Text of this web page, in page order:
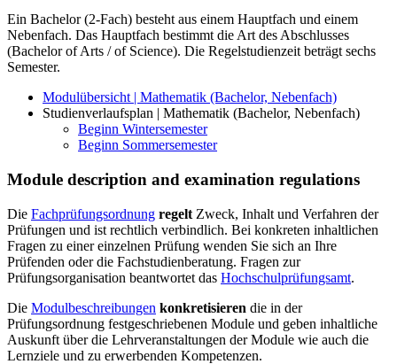
Ein Bachelor (2-Fach) besteht aus einem Hauptfach und einem
Nebenfach. Das Hauptfach bestimmt die Art des Abschlusses
(Bachelor of Arts / of Science). Die Regelstudienzeit beträgt sechs
Semester.
Modulübersicht | Mathematik (Bachelor, Nebenfach)
Studienverlaufsplan | Mathematik (Bachelor, Nebenfach)
Beginn Wintersemester
Beginn Sommersemester
Module description and examination regulations
Die Fachprüfungsordnung regelt Zweck, Inhalt und Verfahren der
Prüfungen und ist rechtlich verbindlich. Bei konkreten inhaltlichen
Fragen zu einer einzelnen Prüfung wenden Sie sich an Ihre
Prüfenden oder die Fachstudienberatung. Fragen zur
Prüfungsorganisation beantwortet das Hochschulprüfungsamt.
Die Modulbeschreibungen konkretisieren die in der
Prüfungsordnung festgeschriebenen Module und geben inhaltliche
Auskunft über die Lehrveranstaltungen der Module wie auch die
Lernziele und zu erwerbenden Kompetenzen.